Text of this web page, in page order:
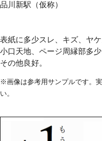
品川新駅（仮称）
表紙に多少スレ、キズ、ヤケ
小口天地、ページ周縁部多少
その他良好。
※画像は参考用サンプルです。
い。